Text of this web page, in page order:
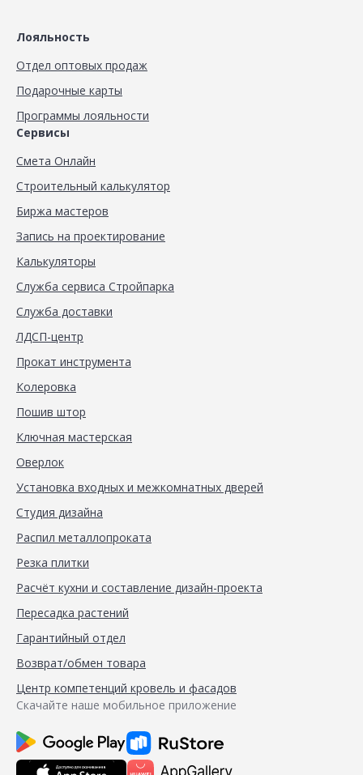
Лояльность
Отдел оптовых продаж
Подарочные карты
Программы лояльности
Сервисы
Смета Онлайн
Строительный калькулятор
Биржа мастеров
Запись на проектирование
Калькуляторы
Служба сервиса Стройпарка
Служба доставки
ЛДСП-центр
Прокат инструмента
Колеровка
Пошив штор
Ключная мастерская
Оверлок
Установка входных и межкомнатных дверей
Студия дизайна
Распил металлопроката
Резка плитки
Расчёт кухни и составление дизайн-проекта
Пересадка растений
Гарантийный отдел
Возврат/обмен товара
Центр компетенций кровель и фасадов
Скачайте наше мобильное приложение